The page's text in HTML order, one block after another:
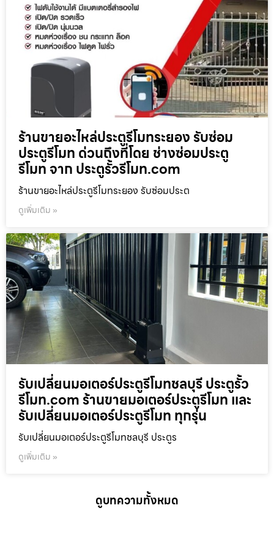
ร้านขายอะไหล่ประตูรีโมทระยอง รับซ่อม
ประตูรีโมท ด่วนถึงที่โดย ช่างซ่อมประตู
รีโมท จาก ประตูรั้วรีโมท.com
ร้านขายอะไหล่ประตูรีโมทระยอง รับซ่อมประต
ดูเพิ่มเติม »
รับเปลี่ยนมอเตอร์ประตูรีโมทชลบุรี ประตูรั้ว
รีโมท.com ร้านขายมอเตอร์ประตูรีโมท และ
รับเปลี่ยนมอเตอร์ประตูรีโมท ทุกรุ่น
รับเปลี่ยนมอเตอร์ประตูรีโมทชลบุรี ประตูร
ดูเพิ่มเติม »
ดูบทความทั้งหมด